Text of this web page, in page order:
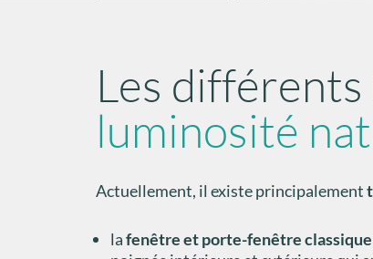
Les
luminosité
Actuellement, il existe principalement
lafenêtre et porte-fenêtre classique